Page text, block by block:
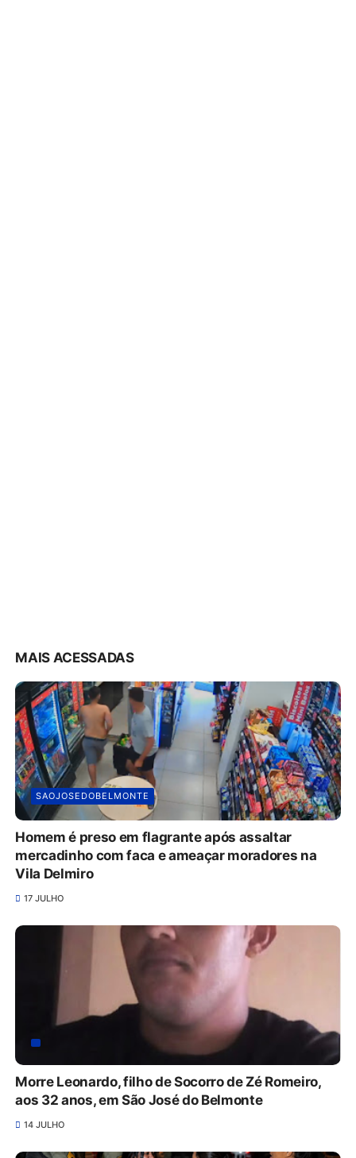
MAIS ACESSADAS
SAOJOSEDOBELMONTE
Homem é preso em flagrante após assaltar
mercadinho com faca e ameaçar moradores na
Vila Delmiro
17 JULHO
Morre Leonardo, filho de Socorro de Zé Romeiro,
aos 32 anos, em São José do Belmonte
14 JULHO